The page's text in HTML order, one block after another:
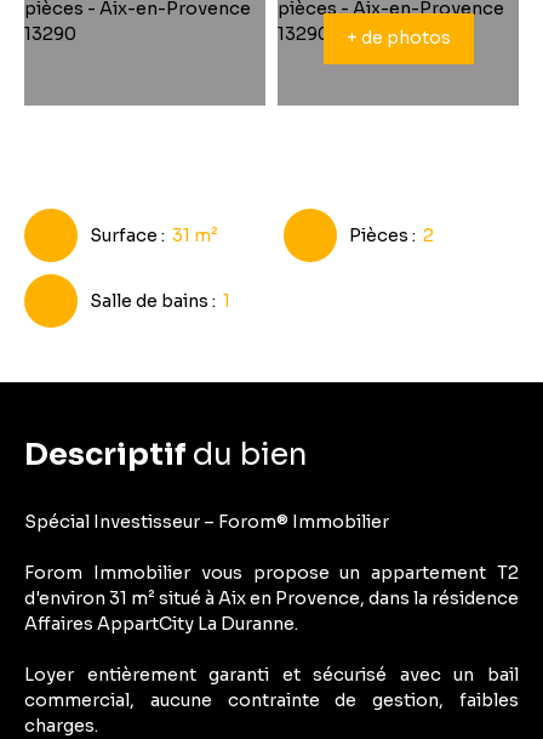
+ de photos
Surface : 31 m² Pièces : 2
Salle de bains : 1
Descriptif du bien
Spécial Investisseur – Forom® Immobilier
Forom Immobilier vous propose un appartement T2
d'environ 31 m² situé à Aix en Provence, dans la résidence
Affaires AppartCity La Duranne.
Loyer entièrement garanti et sécurisé avec un bail
commercial, aucune contrainte de gestion, faibles
charges.